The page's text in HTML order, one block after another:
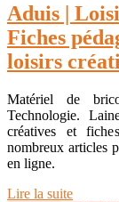
Aduis |
Fiches
loisirs
Matériel de
Technologie.
créatives et
nombreux articles
en ligne.
Lire la suite